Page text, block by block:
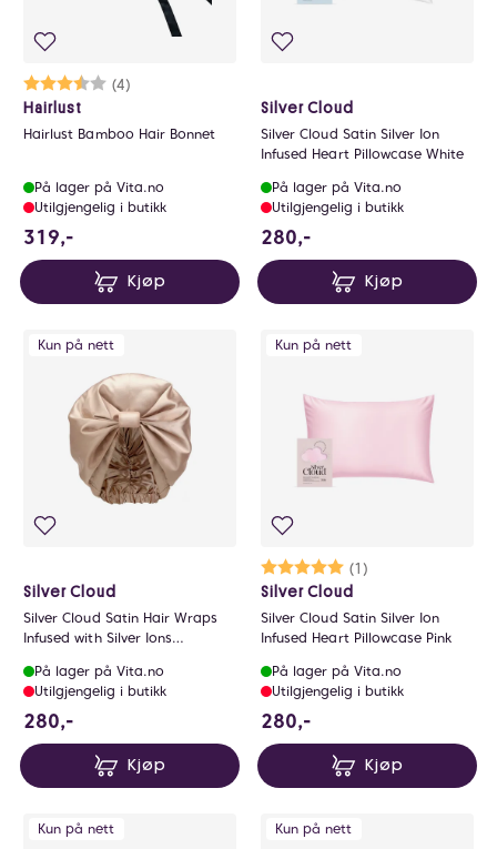
Karakter:
(4)
3.3 av 5 mulige
Hairlust
Hairlust Bamboo Hair Bonnet
På lager på Vita.no
Utilgjengelig i butikk
319,-
Kjøp
Silver Cloud
Silver Cloud Satin Silver Ion
Infused Heart Pillowcase White
På lager på Vita.no
Utilgjengelig i butikk
280,-
Kjøp
Kun på nett
Silver Cloud
Silver Cloud Satin Hair Wraps
Infused with Silver Ions
På lager på Vita.no
Utilgjengelig i butikk
280,-
Kjøp
Kun på nett
Karakter:
(1)
5.0 av 5 mulige
Silver Cloud
Silver Cloud Satin Silver Ion
Infused Heart Pillowcase Pink
På lager på Vita.no
Utilgjengelig i butikk
280,-
Kjøp
Kun på nett Kun på nett